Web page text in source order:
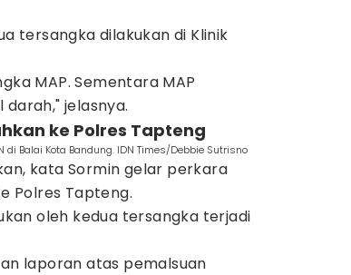
tersangka dilakukan di Klinik
MAP. Sementara MAP
jelasnya.
ke Polres Tapteng
Balai Kota Bandung. IDN Times/Debbie Sutrisno
kata Sormin gelar perkara
Polres Tapteng.
oleh kedua tersangka terjadi
laporan atas pemalsuan